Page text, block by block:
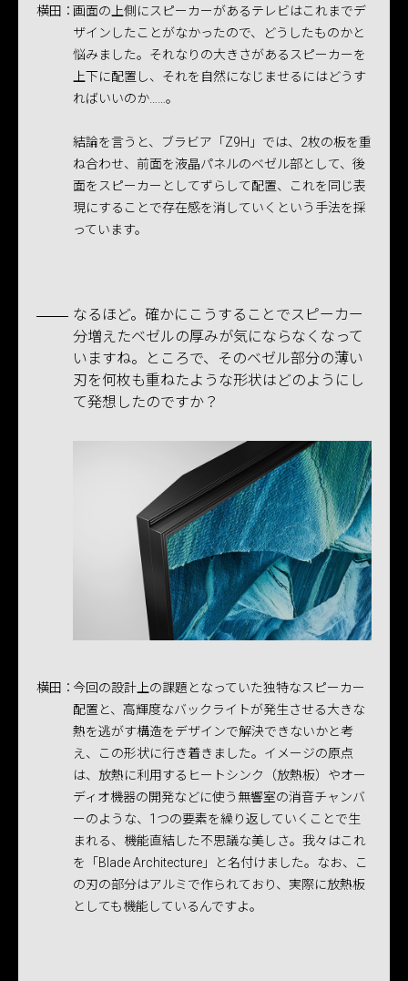
横田：画面の上側にスピーカーがあるテレビはこれまでデ
ザインしたことがなかったので、どうしたものかと
悩みました。それなりの大きさがあるスピーカーを
上下に配置し、それを自然になじませるにはどうす
ればいいのか……。
結論を言うと、ブラビア「Z9H」では、2枚の板を重
ね合わせ、前面を液晶パネルのベゼル部として、後
面をスピーカーとしてずらして配置、これを同じ表
現にすることで存在感を消していくという手法を採
っています。
なるほど。確かにこうすることでスピーカー
分増えたベゼルの厚みが気にならなくなって
いますね。ところで、そのベゼル部分の薄い
刃を何枚も重ねたような形状はどのようにし
て発想したのですか？
横田：今回の設計上の課題となっていた独特なスピーカー
配置と、高輝度なバックライトが発生させる大きな
熱を逃がす構造をデザインで解決できないかと考
え、この形状に行き着きました。イメージの原点
は、放熱に利用するヒートシンク（放熱板）やオー
ディオ機器の開発などに使う無響室の消音チャンバ
ーのような、1つの要素を繰り返していくことで生
まれる、機能直結した不思議な美しさ。我々はこれ
を「Blade Architecture」と名付けました。なお、こ
の刃の部分はアルミで作られており、実際に放熱板
としても機能しているんですよ。